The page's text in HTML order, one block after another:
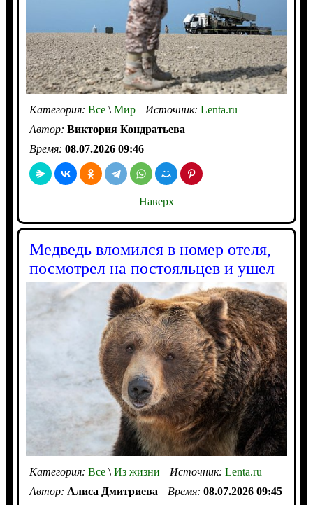
Категория: Все\Мир Источник: Lenta.ru
Автор: Виктория Кондратьева
Время: 08.07.2026 09:46
Наверх
Медведь вломился в номер отеля,
посмотрел на постояльцев и ушел
Категория: Все\Из жизни Источник: Lenta.ru
Автор: Алиса Дмитриева Время: 08.07.2026 09:45